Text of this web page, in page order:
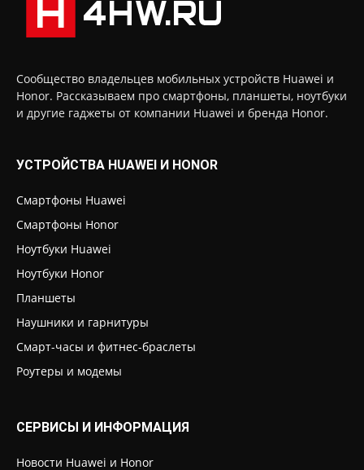
Сообщество владельцев мобильных устройств Huawei и
Honor. Рассказываем про смартфоны, планшеты, ноутбуки
и другие гаджеты от компании Huawei и бренда Honor.
УСТРОЙСТВА HUAWEI И HONOR
Смартфоны Huawei
Смартфоны Honor
Ноутбуки Huawei
Ноутбуки Honor
Планшеты
Наушники и гарнитуры
Смарт-часы и фитнес-браслеты
Роутеры и модемы
СЕРВИСЫ И ИНФОРМАЦИЯ
Новости Huawei и Honor